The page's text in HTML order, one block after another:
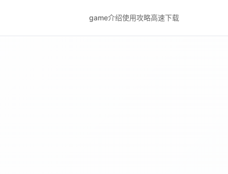
game介绍使用攻略高速下载